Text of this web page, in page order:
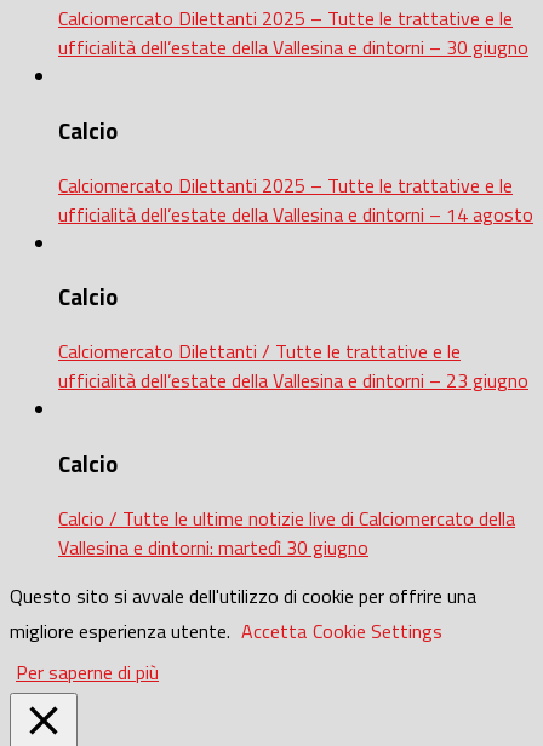
Calciomercato Dilettanti 2025 – Tutte le trattative e le
ufficialità dell’estate della Vallesina e dintorni – 30 giugno
Calcio
Calciomercato Dilettanti 2025 – Tutte le trattative e le
ufficialità dell’estate della Vallesina e dintorni – 14 agosto
Calcio
Calciomercato Dilettanti / Tutte le trattative e le
ufficialità dell’estate della Vallesina e dintorni – 23 giugno
Calcio
Calcio / Tutte le ultime notizie live di Calciomercato della
Vallesina e dintorni: martedì 30 giugno
Questo sito si avvale dell'utilizzo di cookie per offrire una
migliore esperienza utente. Accetta Cookie Settings
Per saperne di più